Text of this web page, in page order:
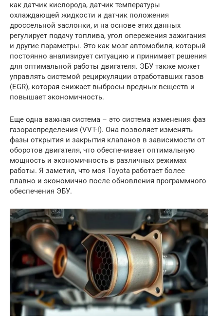
как датчик кислорода, датчик температуры
охлаждающей жидкости и датчик положения
дроссельной заслонки, и на основе этих данных
регулирует подачу топлива, угол опережения зажигания
и другие параметры. Это как мозг автомобиля, который
постоянно анализирует ситуацию и принимает решения
для оптимальной работы двигателя. ЭБУ также может
управлять системой рециркуляции отработавших газов
(EGR), которая снижает выбросы вредных веществ и
повышает экономичность.
Еще одна важная система – это система изменения фаз
газораспределения (VVT-i). Она позволяет изменять
фазы открытия и закрытия клапанов в зависимости от
оборотов двигателя, что обеспечивает оптимальную
мощность и экономичность в различных режимах
работы. Я заметил, что моя Toyota работает более
плавно и экономично после обновления программного
обеспечения ЭБУ.